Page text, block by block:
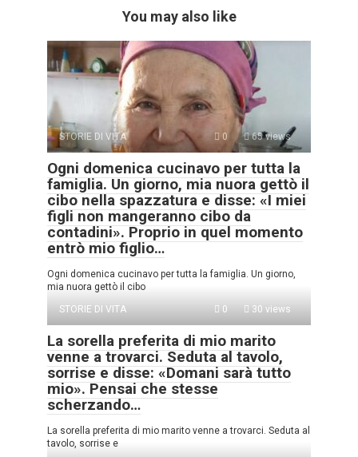
You may also like
STORIE DI VITA 0 65 views
Ogni domenica cucinavo per tutta la
famiglia. Un giorno, mia nuora gettò il
cibo nella spazzatura e disse: «I miei
figli non mangeranno cibo da
contadini». Proprio in quel momento
entrò mio figlio…
Ogni domenica cucinavo per tutta la famiglia. Un giorno,
mia nuora gettò il cibo
STORIE DI VITA
0 30 views
La sorella preferita di mio marito
venne a trovarci. Seduta al tavolo,
sorrise e disse: «Domani sarà tutto
mio». Pensai che stesse
scherzando…
La sorella preferita di mio marito venne a trovarci. Seduta al
tavolo, sorrise e